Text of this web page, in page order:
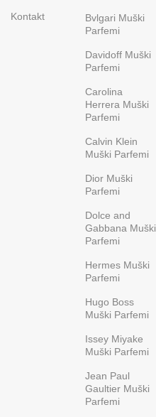
Kontakt
Bvlgari Muški
Parfemi
Davidoff Muški
Parfemi
Carolina
Herrera Muški
Parfemi
Calvin Klein
Muški Parfemi
Dior Muški
Parfemi
Dolce and
Gabbana Muški
Parfemi
Hermes Muški
Parfemi
Hugo Boss
Muški Parfemi
Issey Miyake
Muški Parfemi
Jean Paul
Gaultier Muški
Parfemi